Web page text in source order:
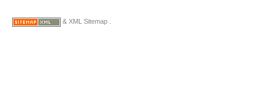
& XML Sitemap .